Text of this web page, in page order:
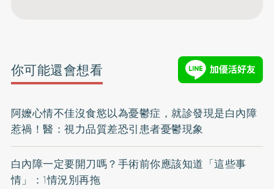
你可能還會想看
阿嬤心情不佳沒食慾以為憂鬱症，就診發現是白內障
惹禍！醫：視力品質差恐引患者憂鬱現象
白內障一定要開刀嗎？手術前你應該知道「這些事
情」：1情況別再拖